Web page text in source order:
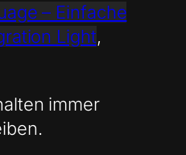
– Einfache
Light
immer